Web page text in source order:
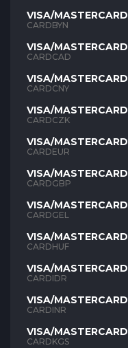
VISA/MASTERCARD
BYN
CARDBYN
VISA/MASTERCARD
CAD
CARDCAD
VISA/MASTERCARD
CNY
CARDCNY
VISA/MASTERCARD
CZK
CARDCZK
VISA/MASTERCARD
EUR
CARDEUR
VISA/MASTERCARD
GBP
CARDGBP
VISA/MASTERCARD
GEL
CARDGEL
VISA/MASTERCARD
HUF
CARDHUF
VISA/MASTERCARD
IDR
CARDIDR
VISA/MASTERCARD
INR
CARDINR
VISA/MASTERCARD
KGS
CARDKGS